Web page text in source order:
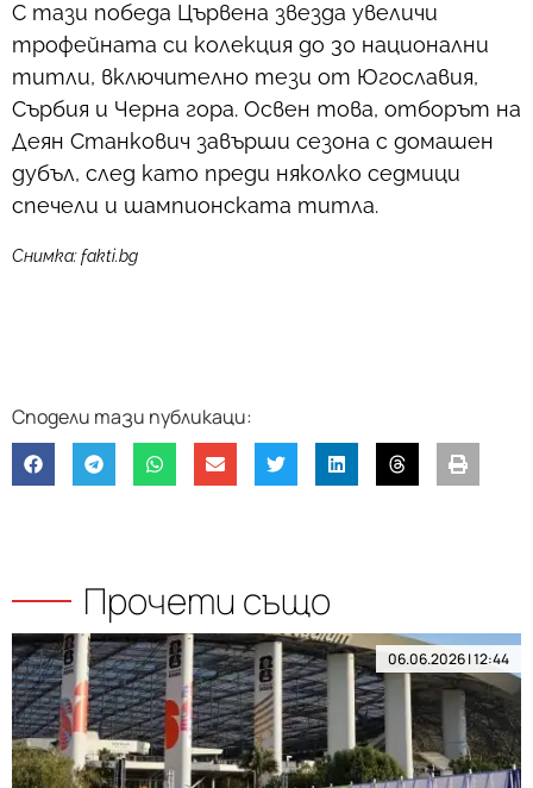
С тази победа Цървена звезда увеличи
трофейната си колекция до 30 национални
титли, включително тези от Югославия,
Сърбия и Черна гора. Освен това, отборът на
Деян Станкович завърши сезона с домашен
дубъл, след като преди няколко седмици
спечели и шампионската титла.
Снимка: fakti.bg
Прочети също
06.06.2026 | 12:44